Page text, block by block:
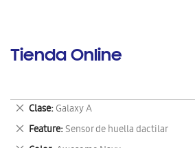
Tienda Online
Clase Galaxy A
Eliminar
este
artículo
Feature Sensor de huella dactilar
Eliminar
este